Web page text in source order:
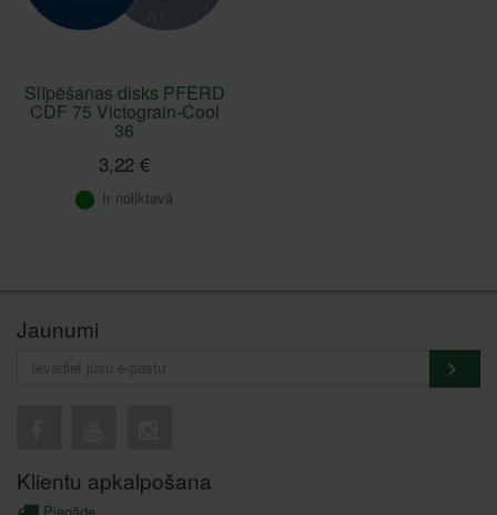
Slīpēšanas disks PFERD
CDF 75 Victograin-Cool
36
3,22 €
Ir noliktavā
Jaunumi
Klientu apkalpošana